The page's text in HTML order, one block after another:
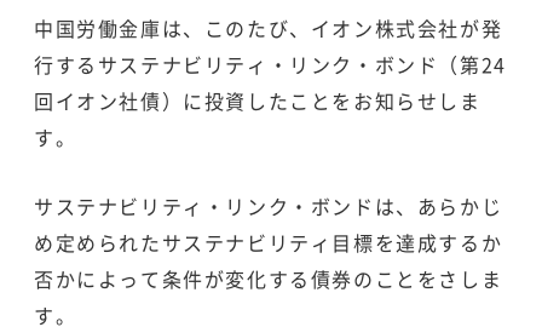
中国労働金庫は、このたび、イオン株式会社が発
行するサステナビリティ・リンク・ボンド（第24
回イオン社債）に投資したことをお知らせしま
す。
サステナビリティ・リンク・ボンドは、あらかじ
め定められたサステナビリティ目標を達成するか
否かによって条件が変化する債券のことをさしま
す。